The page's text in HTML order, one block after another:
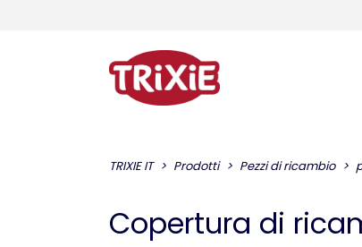
TRIXIE IT Prodotti Pezzi di ricambio
Copertura di